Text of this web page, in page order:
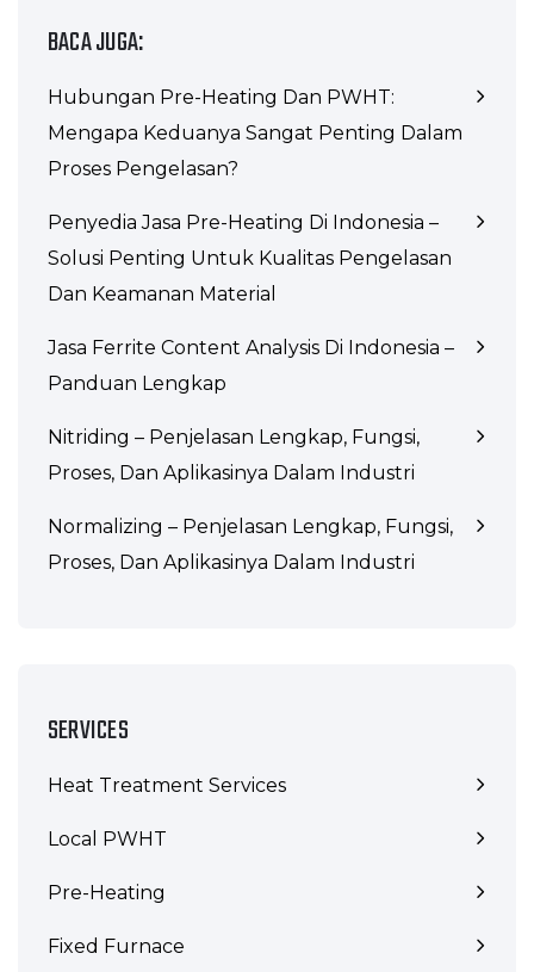
BACA JUGA:
Hubungan Pre-Heating Dan PWHT:
Mengapa Keduanya Sangat Penting Dalam
Proses Pengelasan?
Penyedia Jasa Pre-Heating Di Indonesia –
Solusi Penting Untuk Kualitas Pengelasan
Dan Keamanan Material
Jasa Ferrite Content Analysis Di Indonesia –
Panduan Lengkap
Nitriding – Penjelasan Lengkap, Fungsi,
Proses, Dan Aplikasinya Dalam Industri
Normalizing – Penjelasan Lengkap, Fungsi,
Proses, Dan Aplikasinya Dalam Industri
SERVICES
Heat Treatment Services
Local PWHT
Pre-Heating
Fixed Furnace